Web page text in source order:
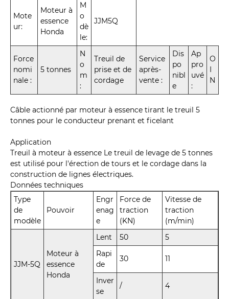
Mote
ur:
Moteur à
essence
Honda
M
o
dè
le:
JJM5Q
Force
nomi
nale :
5 tonnes
N
o
m
:
Treuil de
prise et de
cordage
Service
après-
vente :
Dis
po
nibl
e
Ap
pro
uvé
:
O
I
N
Câble actionné par moteur à essence tirant le treuil 5
tonnes pour le conducteur prenant et ficelant
Application
Treuil à moteur à essence Le treuil de levage de 5 tonnes
est utilisé pour l'érection de tours et le cordage dans la
construction de lignes électriques.
Données techniques
Type
de
modèle
Pouvoir
Engr
enag
e
Force de
traction
(KN)
Vitesse de
traction
(m/min)
JJM-5Q
Moteur à
essence
Honda
Lent 50
5
Rapi
de
30 11
Inver
se
/ 4